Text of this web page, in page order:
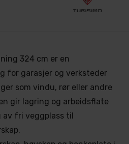
324 cm er en
for garasjer og verksteder
som vindu, rør eller andre
gir lagring og arbeidsflate
av fri veggplass til